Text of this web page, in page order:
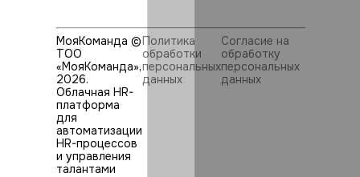
МояКоманда ©
ТОО
«МояКоманда»,
2026.
Облачная HR-
платформа
для
автоматизации
HR⁠-⁠процессов
и управления
талантами
Политика
обработки
персональных
данных
Согласие на
обработку
персональных
данных